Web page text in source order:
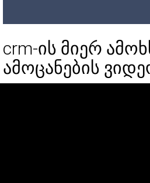
crm-ის მიერ
ამოცანების